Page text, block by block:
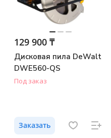
129 900 ₸
Дисковая пила DeWalt
DWE560-QS
Под заказ
Заказать